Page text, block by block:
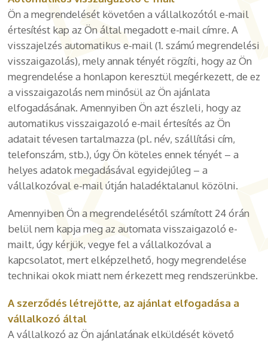
Ön a megrendelését követően a vállalkozótól e-mail
értesítést kap az Ön által megadott e-mail címre. A
visszajelzés automatikus e-mail (1. számú megrendelési
visszaigazolás), mely annak tényét rögzíti, hogy az Ön
megrendelése a honlapon keresztül megérkezett, de ez
a visszaigazolás nem minősül az Ön ajánlata
elfogadásának. Amennyiben Ön azt észleli, hogy az
automatikus visszaigazoló e-mail értesítés az Ön
adatait tévesen tartalmazza (pl. név, szállítási cím,
telefonszám, stb.), úgy Ön köteles ennek tényét – a
helyes adatok megadásával egyidejűleg – a
vállalkozóval e-mail útján haladéktalanul közölni.
Amennyiben Ön a megrendelésétől számított 24 órán
belül nem kapja meg az automata visszaigazoló e-
mailt, úgy kérjük, vegye fel a vállalkozóval a
kapcsolatot, mert elképzelhető, hogy megrendelése
technikai okok miatt nem érkezett meg rendszerünkbe.
A szerződés létrejötte, az ajánlat elfogadása a
vállalkozó által
A vállalkozó az Ön ajánlatának elküldését követő